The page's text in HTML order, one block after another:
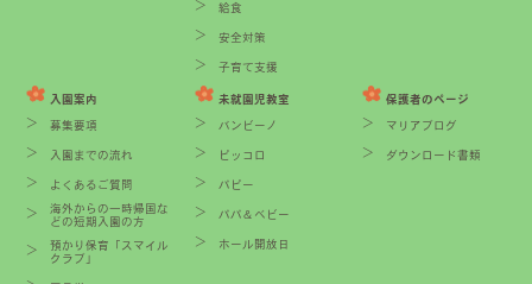
給食
安全対策
子育て支援
入園案内
募集要項
入園までの流れ
よくあるご質問
海外からの一時帰国な
どの短期入園の方
預かり保育「スマイル
クラブ」
未就園児教室
バンビーノ
ピッコロ
パピー
パパ＆ベビー
ホール開放日
保護者のページ
マリアブログ
ダウンロード書類